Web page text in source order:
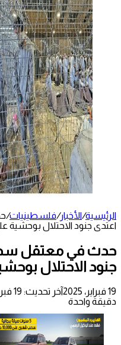
الرئيسية/الأخبار/فلسطينيات/
اعتدى جنود الاحتلال بوحشية
حدث في معتقل
جنود الاحتلال
19 فبراير، 2025
آخر تحديث: 19 فبراير، 2025
دقيقة واحدة